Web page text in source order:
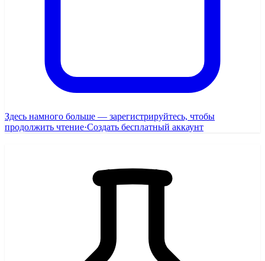
Здесь намного больше — зарегистрируйтесь, чтобы
продолжить чтение·Создать бесплатный аккаунт